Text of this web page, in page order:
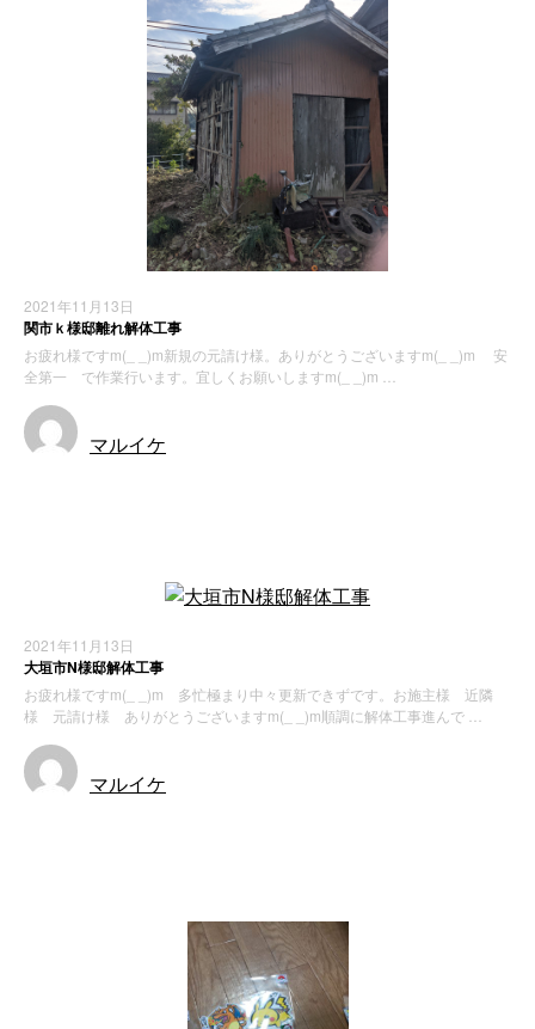
2021年11月13日
関市ｋ様邸離れ解体工事
お疲れ様ですm(_ _)m新規の元請け様。ありがとうございますm(_ _)m 安
全第一 で作業行います。宜しくお願いしますm(_ _)m …
マルイケ
2021年11月13日
大垣市N様邸解体工事
お疲れ様ですm(_ _)m 多忙極まり中々更新できずです。お施主様 近隣
様 元請け様 ありがとうございますm(_ _)m順調に解体工事進んで …
マルイケ